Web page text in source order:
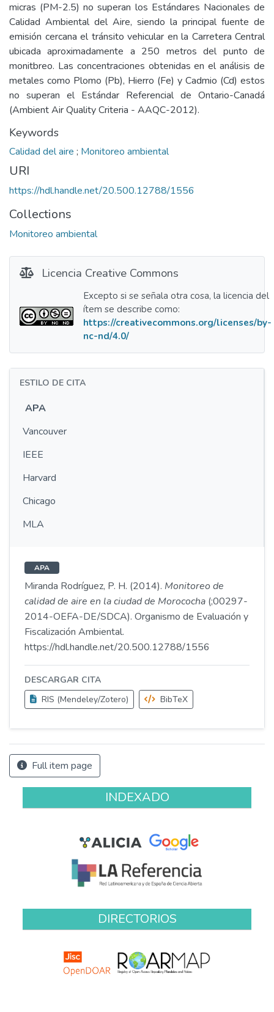
micras (PM-2.5) no superan los Estándares Nacionales de
Calidad Ambiental del Aire, siendo la principal fuente de
emisión cercana el tránsito vehicular en la Carretera Central
ubicada aproximadamente a 250 metros del punto de
monitbreo. Las concentraciones obtenidas en el análisis de
metales como Plomo (Pb), Hierro (Fe) y Cadmio (Cd) estos
no superan el Estándar Referencial de Ontario-Canadá
(Ambient Air Quality Criteria - AAQC-2012).
Keywords
Calidad del aire ; Monitoreo ambiental
URI
https://hdl.handle.net/20.500.12788/1556
Collections
Monitoreo ambiental
Licencia Creative Commons
Excepto si se señala otra cosa, la licencia del
ítem se describe como:
https://creativecommons.org/licenses/by-
nc-nd/4.0/
ESTILO DE CITA
APA
Vancouver
IEEE
Harvard
Chicago
MLA
APA
Miranda Rodríguez, P. H. (2014). Monitoreo de
calidad de aire en la ciudad de Morococha (;00297-
2014-OEFA-DE/SDCA). Organismo de Evaluación y
Fiscalización Ambiental.
https://hdl.handle.net/20.500.12788/1556
DESCARGAR CITA
RIS (Mendeley/Zotero)
BibTeX
Full item page
INDEXADO
DIRECTORIOS